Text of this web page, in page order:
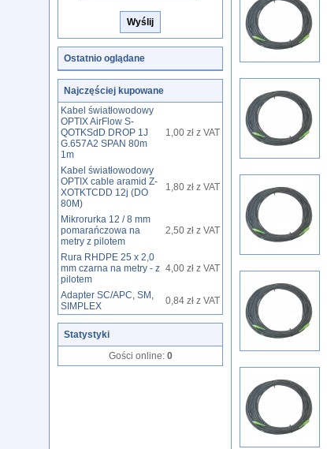
Ostatnio oglądane
Najczęściej kupowane
Kabel światłowodowy
OPTIX AirFlow S-
QOTKSdD DROP 1J
G.657A2 SPAN 80m
1m
1,00 zł z VAT
Kabel światłowodowy
OPTIX cable aramid Z-
XOTKTCDD 12j (DO
80M)
1,80 zł z VAT
Mikrorurka 12 / 8 mm
pomarańczowa na
metry z pilotem
2,50 zł z VAT
Rura RHDPE 25 x 2,0
mm czarna na metry - z
pilotem
4,00 zł z VAT
Adapter SC/APC, SM,
SIMPLEX
0,84 zł z VAT
Statystyki
Gości online: 0